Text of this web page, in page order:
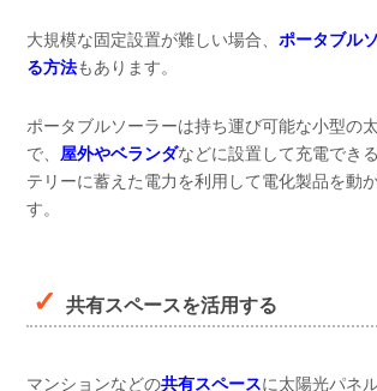
大規模な固定設置が難しい場合、 ポータブル
る方法もあります。
ポータブルソーラーは持ち運び可能な小型の
で、 屋外やベランダなどに設置して充電でき
テリーに蓄えた電力を利用して電化製品を動
す。
共有スペースを活用する
マンションなどの共有スペースに太陽光パネ